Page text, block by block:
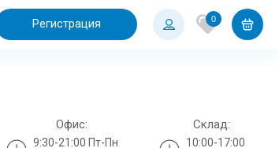
Регистрация 0
Офис:
9:30-21:00 Пт-Пн
Склад:
10:00-17:00